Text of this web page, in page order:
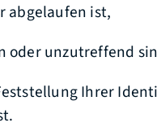
abgelaufen ist,
oder unzutreffend
Ihrer